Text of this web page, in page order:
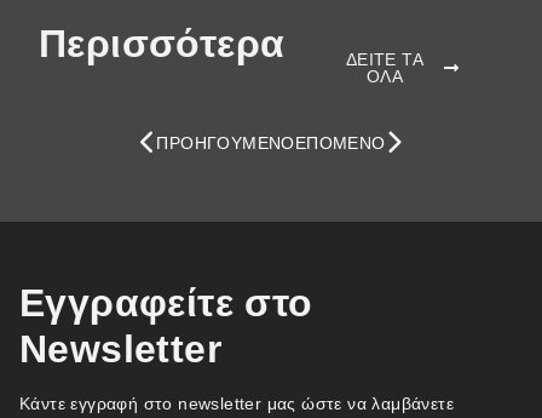
Περισσότερα
ΔΕΙΤΕ ΤΑ
ΟΛΑ
ΠΡΟΗΓΟΎΜΕΝΟΕΠΌΜΕΝΟ
Εγγραφείτε στο
Newsletter
Κάντε εγγραφή στο newsletter μας ώστε να λαμβάνετε